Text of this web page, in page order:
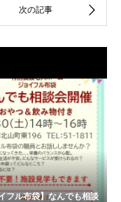
フル布袋】なんでも相談